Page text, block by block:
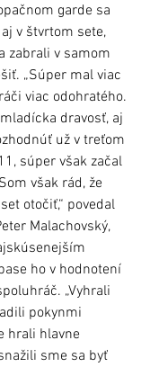
garde sa
v štvrtom sete,
zabrali v samom
„Súper mal viac
viac odohratého.
dravosť, aj
už v treťom
súper však začal
však rád, že
otočiť,“ povedal
Malachovský,
ho v hodnotení
„Vyhrali
pokynmi
hrali hlavne
sme sa byť